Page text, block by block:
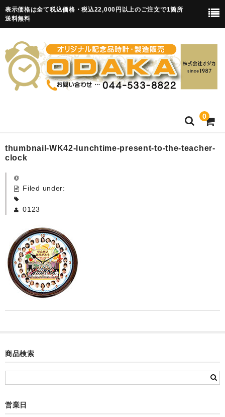
表示価格は全て税込価格・税込22,000円以上のご注文で1箇所
送料無料
0
HOME
目覚まし時計(集合)
知育目覚まし時計(集合・園舎)
カード付フォトフレームクロック(集合)
目覚まし時計(集合＋個別)
メロディ時計(集合)
音声時計(集合)
制服メモリー
thumbnail-WK42-lunchtime-present-to-the-teacher-
clock
Filed under:
0123
商品検索
営業日